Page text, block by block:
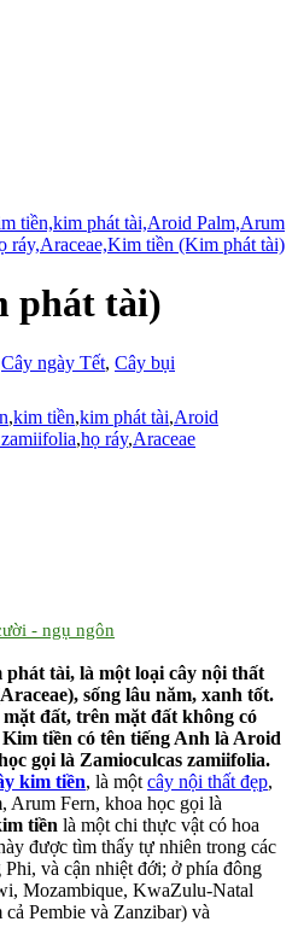
phát tài)
Cây ngày Tết, Cây bụi
,kim tiền,kim phát tài,Aroid
,họ ráy,Araceae
- ngụ ngôn
tài, là một loại cây nội thất
sống lâu năm, xanh tốt.
đất, trên mặt đất không có
tiền có tên tiếng Anh là Aroid
gọi là Zamioculcas zamiifolia.
kim tiền, là một cây nội thất đẹp,
Arum Fern, khoa học gọi là
tiền là một chi thực vật có hoa
được tìm thấy tự nhiên trong các
và cận nhiệt đới; ở phía đông
Mozambique, KwaZulu-Natal
Pembie và Zanzibar) và